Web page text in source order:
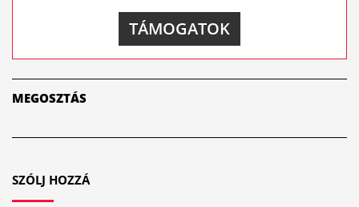
TÁMOGATOK
MEGOSZTÁS
SZÓLJ HOZZÁ